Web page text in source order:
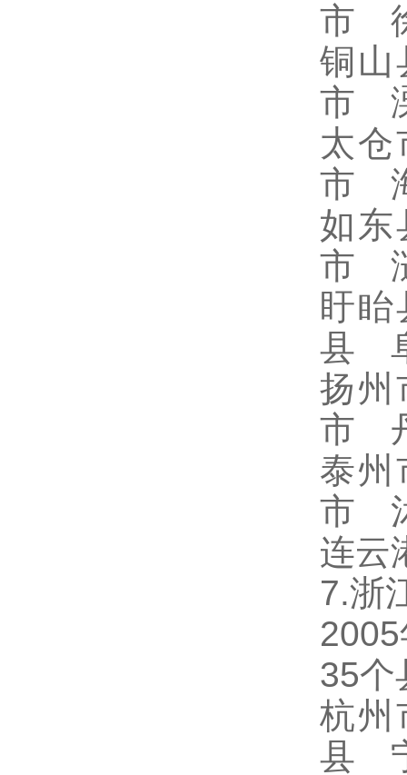
市
铜
市
太
市
如
市
盱
县
扬
市
泰
市
连云
7.浙
35个
杭
县